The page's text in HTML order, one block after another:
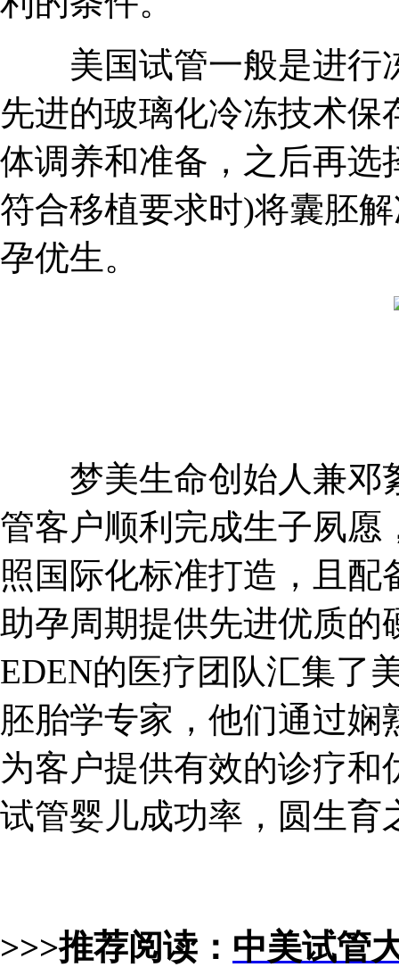
美国试管一般是进行
先进的玻璃化冷冻技术
体调养和准备，之后再选
符合移植要求时)将囊胚
孕优生。
梦美生命创始人兼邓
管客户顺利完成生子夙愿
照国际化标准打造，且
助孕周期提供先进优质的
EDEN的医疗团队汇集了
胚胎学专家，他们通过
为客户提供有效的诊疗
试管婴儿成功率，圆生育
>>>推荐阅读： 中美试管